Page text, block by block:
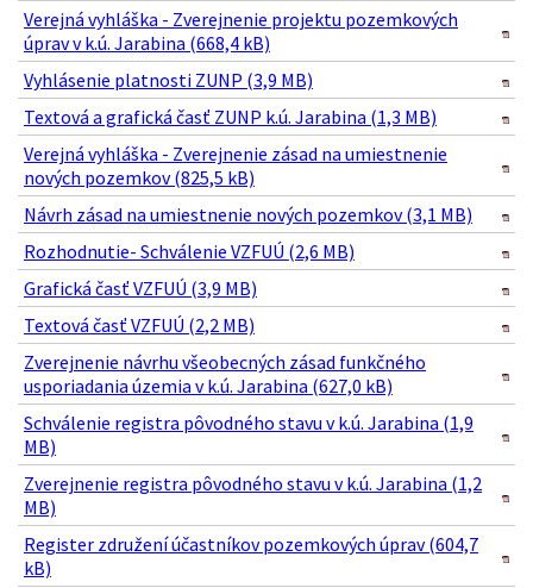
Verejná vyhláška - Zverejnenie projektu pozemkových
úprav v k.ú. Jarabina (668,4 kB)
Vyhlásenie platnosti ZUNP (3,9 MB)
Textová a grafická časť ZUNP k.ú. Jarabina (1,3 MB)
Verejná vyhláška - Zverejnenie zásad na umiestnenie
nových pozemkov (825,5 kB)
Návrh zásad na umiestnenie nových pozemkov (3,1 MB)
Rozhodnutie- Schválenie VZFUÚ (2,6 MB)
Grafická časť VZFUÚ (3,9 MB)
Textová časť VZFUÚ (2,2 MB)
Zverejnenie návrhu všeobecných zásad funkčného
usporiadania územia v k.ú. Jarabina (627,0 kB)
Schválenie registra pôvodného stavu v k.ú. Jarabina (1,9
MB)
Zverejnenie registra pôvodného stavu v k.ú. Jarabina (1,2
MB)
Register združení účastníkov pozemkových úprav (604,7
kB)